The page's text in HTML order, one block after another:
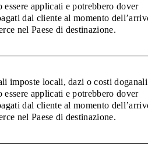
essere applicati e potrebbero dover
dal cliente al momento
nel Paese di destinazione.
imposte locali, dazi o costi doganali
essere applicati e potrebbero dover
dal cliente al momento
nel Paese di destinazione.